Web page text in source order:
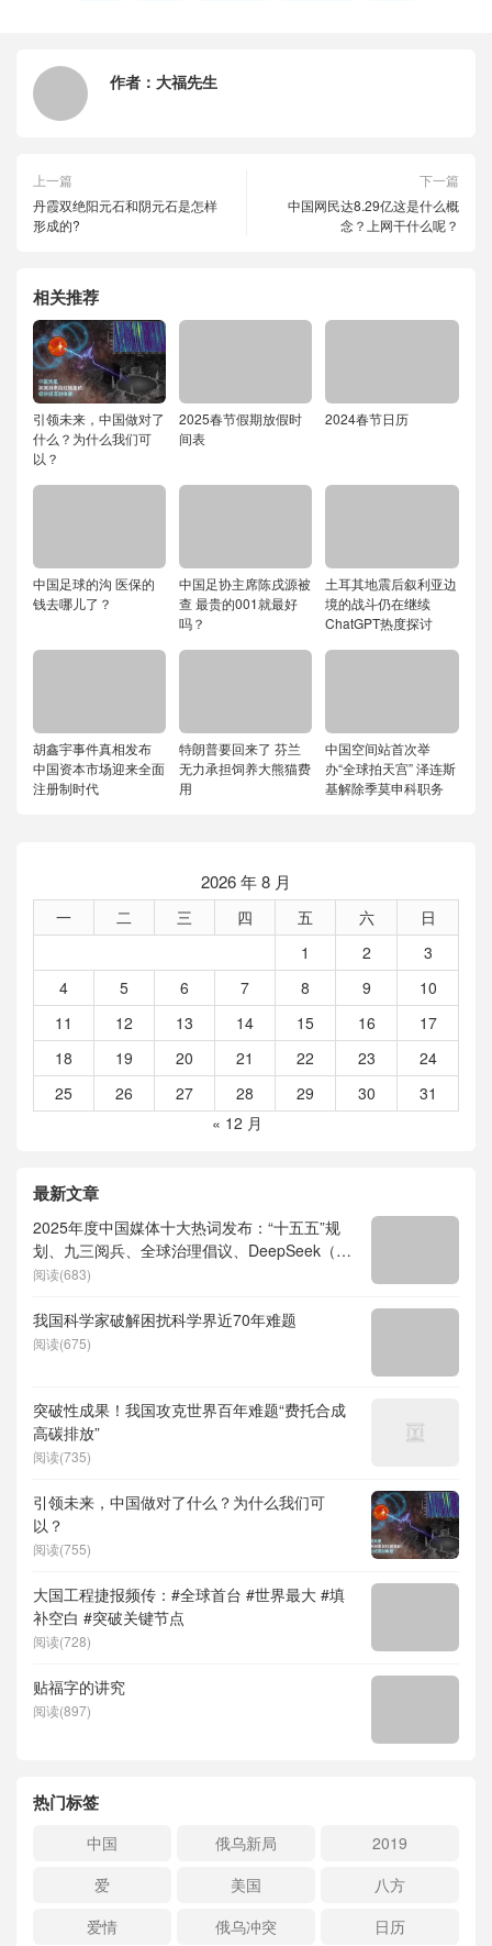
作者： 大福先生
上一篇
丹霞双绝阳元石和阴元石是怎样
形成的?
下一篇
中国网民达8.29亿这是什么概
念？上网干什么呢？
相关推荐
引领未来，中国做对了
什么？为什么我们可
以？
2025春节假期放假时
间表
2024春节日历
中国足球的沟 医保的
钱去哪儿了？
中国足协主席陈戌源被
查 最贵的001就最好
吗？
土耳其地震后叙利亚边
境的战斗仍在继续
ChatGPT热度探讨
胡鑫宇事件真相发布
中国资本市场迎来全面
注册制时代
特朗普要回来了 芬兰
无力承担饲养大熊猫费
用
中国空间站首次举
办“全球拍天宫” 泽连斯
基解除季莫申科职务
2026 年 8 月
一 二 三 四 五 六
日
1
2
3
4
5 6 7 8 9
10
11
12 13 14 15 16
17
18
19 20 21 22 23
24
25
26 27 28 29 30
31
« 12 月
最新文章
2025年度中国媒体十大热词发布：“十五五”规
划、九三阅兵、全球治理倡议、DeepSeek（深
度求索）、人形机器人、苏超、票根经济、育
阅读(683)
我国科学家破解困扰科学界近70年难题
阅读(675)
突破性成果！我国攻克世界百年难题“费托合成
高碳排放”
阅读(735)
引领未来，中国做对了什么？为什么我们可
以？
阅读(755)
大国工程捷报频传：#全球首台 #世界最大 #填
补空白 #突破关键节点
阅读(728)
贴福字的讲究
阅读(897)
热门标签
中国 俄乌新局
2019
爱
美国
八方
爱情
俄乌冲突 日历